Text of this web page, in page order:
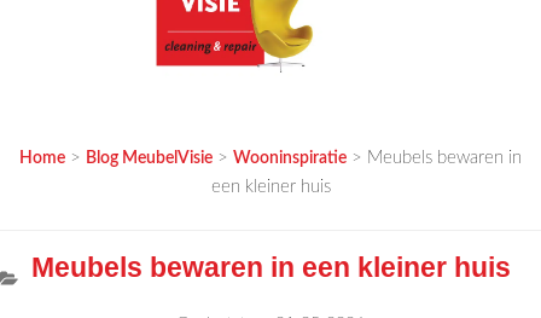
Home > Blog MeubelVisie > Wooninspiratie > Meubels bewaren in
een kleiner huis
Meubels bewaren in een kleiner huis